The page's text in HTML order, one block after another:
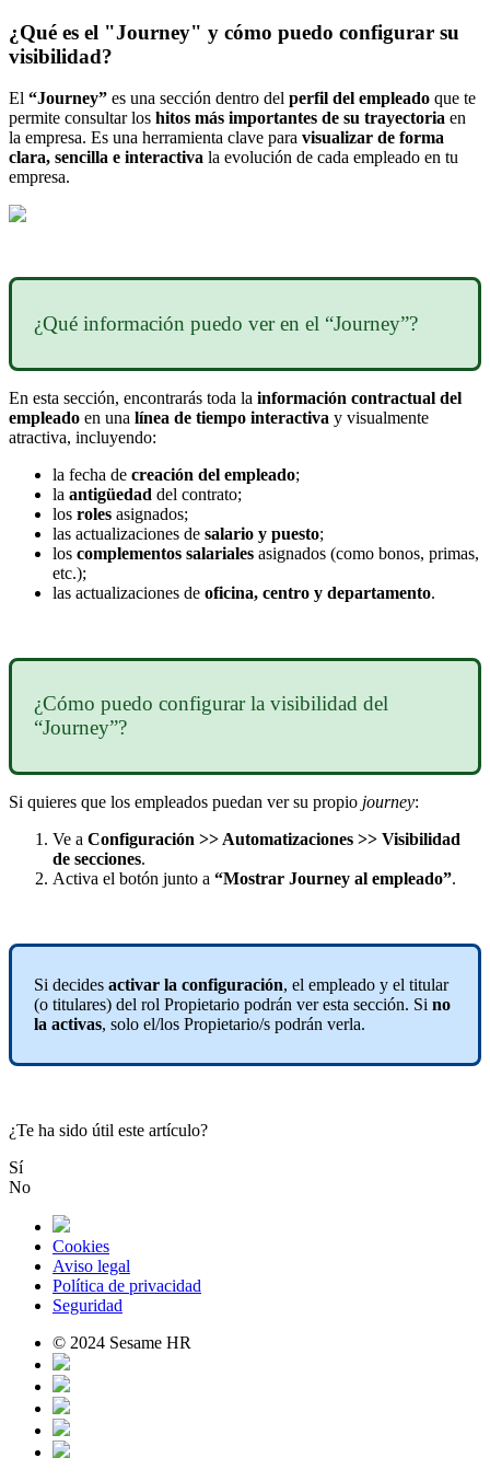
¿Qué es el "Journey" y cómo puedo configurar su
visibilidad?
El “Journey” es una sección dentro del perfil del empleado que te
permite consultar los hitos más importantes de su trayectoria en
la empresa. Es una herramienta clave para visualizar de forma
clara, sencilla e interactiva la evolución de cada empleado en tu
empresa.
¿Qué información puedo ver en el “Journey”?
En esta sección, encontrarás toda la información contractual del
empleado en una línea de tiempo interactiva y visualmente
atractiva, incluyendo:
la fecha de creación del empleado;
la antigüedad del contrato;
los roles asignados;
las actualizaciones de salario y puesto;
los complementos salariales asignados (como bonos, primas,
etc.);
las actualizaciones de oficina, centro y departamento.
¿Cómo puedo configurar la visibilidad del
“Journey”?
Si quieres que los empleados puedan ver su propio journey:
Ve a Configuración >> Automatizaciones >> Visibilidad
de secciones.
Activa el botón junto a “Mostrar Journey al empleado”.
Si decides activar la configuración, el empleado y el titular
(o titulares) del rol Propietario podrán ver esta sección. Si no
la activas, solo el/los Propietario/s podrán verla.
¿Te ha sido útil este artículo?
Sí
No
Cookies
Aviso legal
Política de privacidad
Seguridad
© 2024 Sesame HR